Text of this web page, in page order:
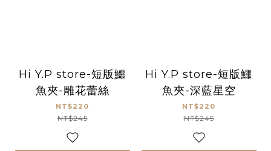
Hi Y.P store-短版鱷
魚夾-雕花蕾絲
NT$220
NT$245
Hi Y.P store-短版鱷
魚夾-深藍星空
NT$220
NT$245